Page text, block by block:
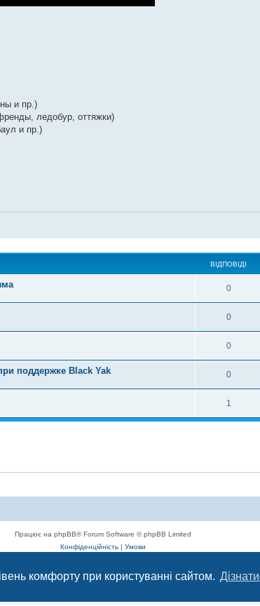
комфорту при користуванні сайтом.
и пр.)
ледобур, оттяжки)
и пр.)
ВІДПОВІДІ
0
0
0
поддержке Black Yak 0
1
Працює на phpBB® Forum Software © phpBB Limited
Конфіденційність | Умови